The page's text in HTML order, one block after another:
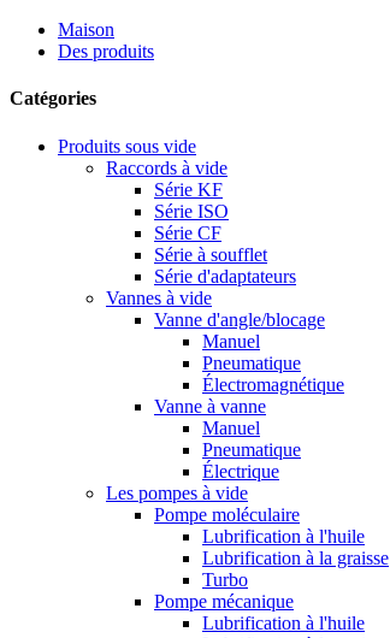
Maison
Des produits
Catégories
Produits sous vide
Raccords à vide
Série KF
Série ISO
Série CF
Série à soufflet
Série d'adaptateurs
Vannes à vide
Vanne d'angle/blocage
Manuel
Pneumatique
Électromagnétique
Vanne à vanne
Manuel
Pneumatique
Électrique
Les pompes à vide
Pompe moléculaire
Lubrification à l'huile
Lubrification à la graisse
Turbo
Pompe mécanique
Lubrification à l'huile